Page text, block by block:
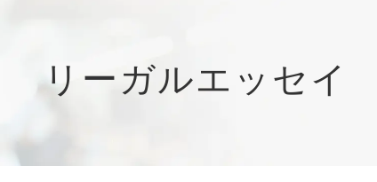
リーガルエッセイ